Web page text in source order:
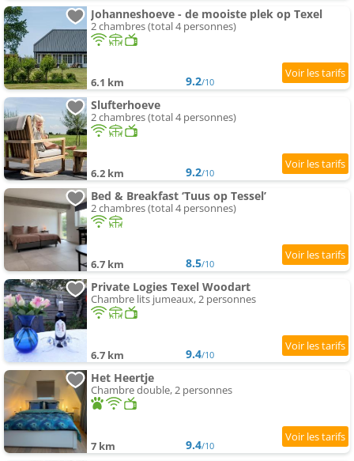
Johanneshoeve - de mooiste plek op Texel
2 chambres (total 4 personnes)
6.1 km 9.2/10
Slufterhoeve
2 chambres (total 4 personnes)
6.2 km 9.2/10
Bed & Breakfast ‘Tuus op Tessel’
2 chambres (total 4 personnes)
6.7 km 8.5/10
Private Logies Texel Woodart
Chambre lits jumeaux, 2 personnes
6.7 km 9.4/10
Het Heertje
Chambre double, 2 personnes
7 km 9.4/10